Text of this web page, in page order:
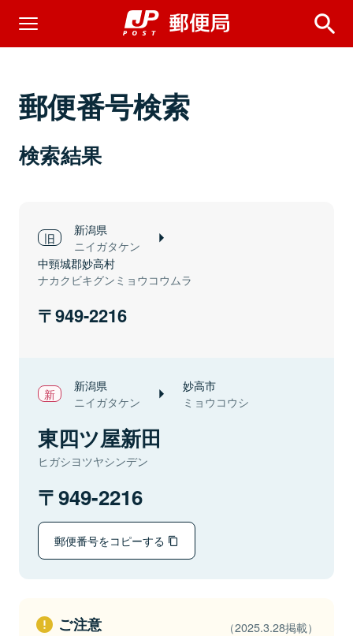
郵便番号検索
検索結果
新潟県
ニイガタケン
中頸城郡妙高村
ナカクビキグンミョウコウムラ
949-2216
新潟県
ニイガタケン
妙高市
ミョウコウシ
東四ツ屋新田
ヒガシヨツヤシンデン
949-2216
郵便番号をコピーする
ご注意 （2025.3.28掲載）